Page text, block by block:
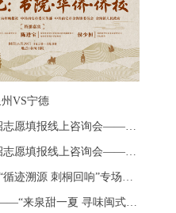
州VS宁德